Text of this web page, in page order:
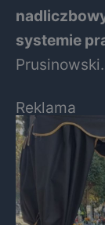
systemie
Prusinowski.
Reklama